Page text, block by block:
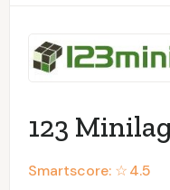
123
Smartscore: ☆4.5